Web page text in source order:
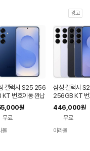
광고
갤럭시 S25 256
KT 번호이동 완납
원
무료
몰
삼성 갤럭시
256GB KT 번
공시지원 완납
446,000원
무료
아라몰